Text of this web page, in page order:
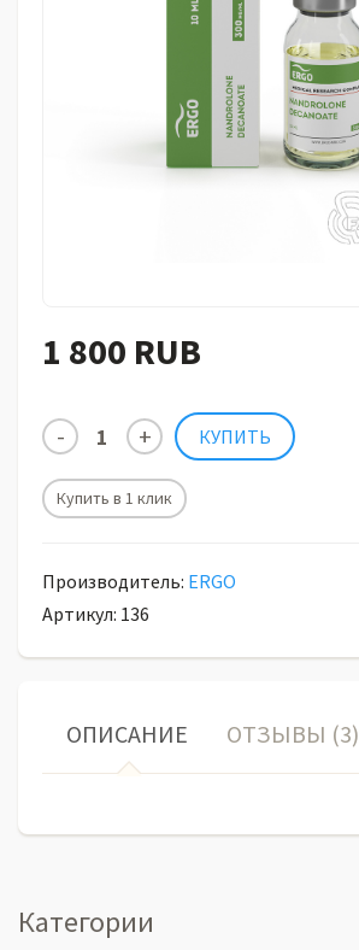
1 800 RUB
Купить в 1 клик
Производитель: ERGO
Артикул: 136
ОПИСАНИЕ ОТЗЫВЫ (3)
Категории